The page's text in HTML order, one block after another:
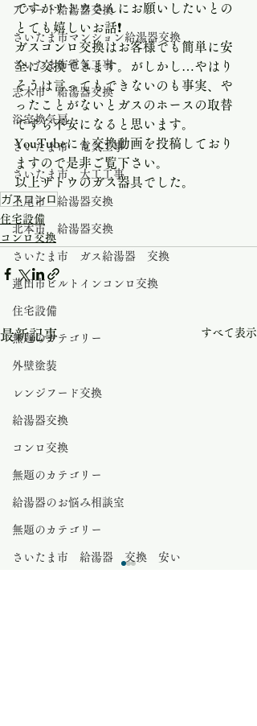
アパート給湯器交換
さいたま市マンション給湯器交換
さいたま市電気工事
志木市 給湯器交換
浴室換気扇
さいたま市 電気工事
さいたま市 大工工事
上尾市 給湯器交換
北本市 給湯器交換
さいたま市 ガス給湯器 交換
蓮田市ビルトインコンロ交換
住宅設備
無題のカテゴリー
外壁塗装
レンジフード交換
給湯器交換
コンロ交換
無題のカテゴリー
給湯器のお悩み相談室
無題のカテゴリー
さいたま市 給湯器 交換 安い
ですがサトウさんにお願いしたいとの
とても嬉しいお話❗️
ガスコンロ交換はお客様でも簡単に安
全に交換できます。がしかし…やはり
そうは言ってもできないのも事実、や
ったことがないとガスのホースの取替
ですら不安になると思います。
YouTubeにも交換動画を投稿しており
ますので是非ご覧下さい。
以上サトウのガス器具でした。
ガスコンロ
住宅設備
コンロ交換
最新記事 すべて表示